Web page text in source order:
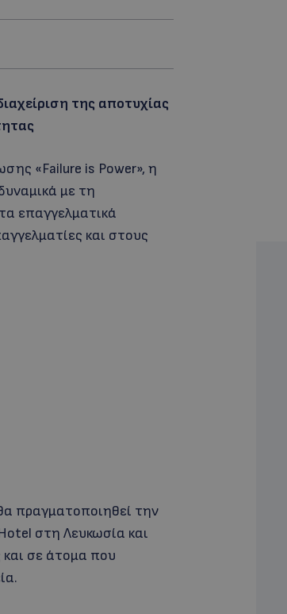
της αποτυχίας
«Failure is Power», η
με τη
επαγγελματικά
και στους
πραγματοποιηθεί την
στη Λευκωσία και
και σε άτομα που